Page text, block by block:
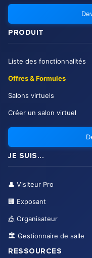
PRODUIT
Liste des fonctionnalités
Offres & Formules
Salons virtuels
Créer un salon virtuel
JE SUIS...
👤 Visiteur Pro
🏢 Exposant
🎪 Organisateur
🏛️ Gestionnaire de salle
RESSOURCES